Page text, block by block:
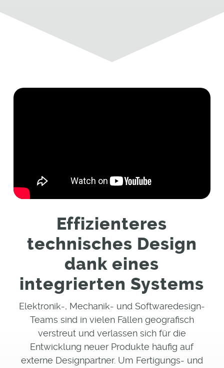
Effizienteres
technisches Design
dank eines
integrierten Systems
Elektronik-, Mechanik- und Softwaredesign-
Teams sind in vielen Fällen geografisch
verstreut und verlassen sich für die
Entwicklung neuer Produkte häufig auf
externe Designpartner. Um Fertigungs- und